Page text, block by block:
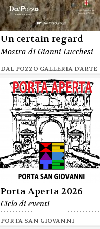
Un certain regard
Mostra di Gianni Lucchesi
DAL POZZO GALLERIA D'ARTE
Porta Aperta 2026
Ciclo di eventi
PORTA SAN GIOVANNI